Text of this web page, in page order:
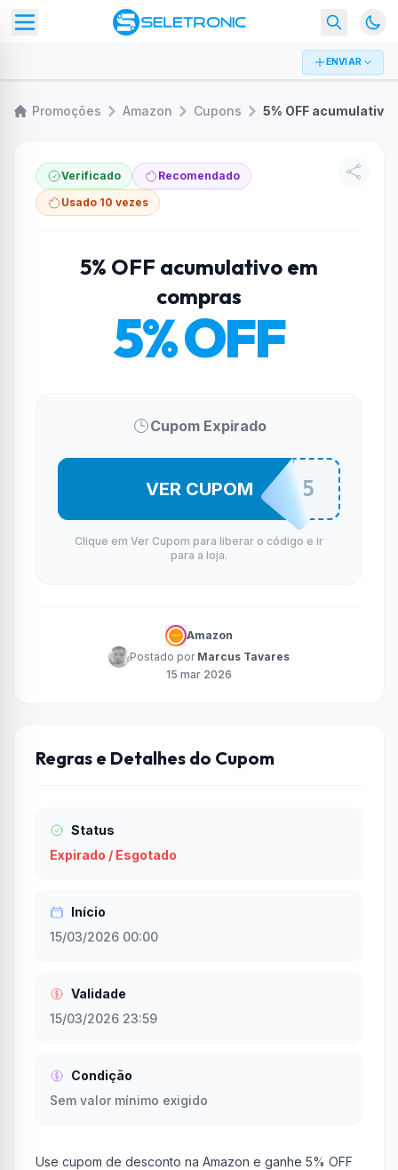
ENVIAR
Promoções Amazon Cupons
Verificado
Recomendado
Usado 10 vezes
5% OFF acumulativo em
compras
5% OFF
Cupom Expirado
MAIS5
VER CUPOM
Clique em Ver Cupom para liberar o código e ir
para a loja.
Amazon
Postado por Marcus Tavares
15 mar 2026
Regras e Detalhes do Cupom
Status
Expirado / Esgotado
Início
15/03/2026 00:00
Validade
15/03/2026 23:59
Condição
Sem valor mínimo exigido
Use cupom de desconto na Amazon e ganhe 5% OFF